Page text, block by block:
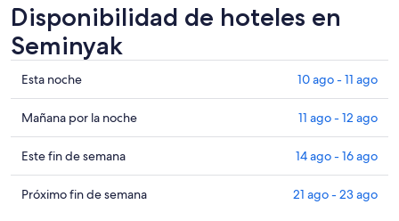
Disponibilidad de hoteles en
Seminyak
Ver
precios
de
propiedades
en
Seminyak
para
Esta noche 10 ago - 11 ago
Ver
precios
de
propiedades
en
Mañana por la noche 11 ago - 12 ago
Ver
precios
de
Este fin de semana 14 ago - 16 ago
Ver
Próximo fin de semana 21 ago - 23 ago